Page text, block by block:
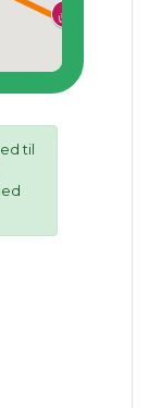
til